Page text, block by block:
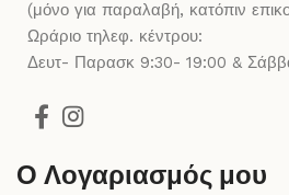
(μόνο για παραλαβή, κατόπιν
Ωράριο τηλεφ. κέντρου:
Δευτ- Παρασκ 9:30- 19:00 &
Ο Λογαριασμός μου